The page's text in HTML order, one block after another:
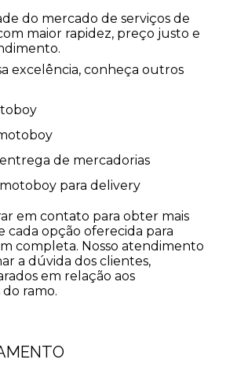
do mercado de serviços de
maior rapidez, preço justo e
excelência, conheça outros
entrega de mercadorias
motoboy para delivery
em contato para obter mais
cada opção oferecida para
completa. Nosso atendimento
a dúvida dos clientes,
em relação aos
ramo.